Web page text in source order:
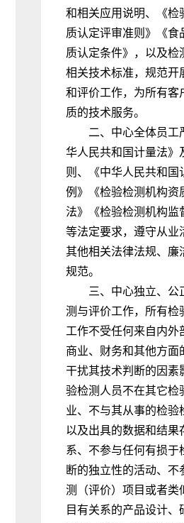
和相关应用说明、《检
质认定评审准则》《食
质认定条件》，以及检
相关技术标准，规范开
和评价工作，为所有客
质的技术服务。
二、中心全体员工
华人民共和国计量法》
则、《中华人民共和国
例》《检验检测机构资
法》《检验检测机构监
等法定要求，遵守从业
其他相关法律法规、廉
规范。
三、中心独立、公
测与评价工作， 所有检
工作不受任何来自内外
商业、财务和其他方面
干扰其技术判断的因素
验检测人员不在其它检
业、不与其从事的检验
以及出具的数据和结果
系、不参与任何有损于
断的独立性的活动、不
测（评价）项目或者类
目有关系的产品设计、